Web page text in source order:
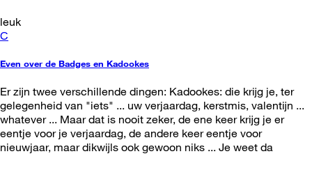
leuk
C
Even over de Badges en Kadookes
Er zijn twee verschillende dingen: Kadookes: die krijg je, ter
gelegenheid van "iets" ... uw verjaardag, kerstmis, valentijn ...
whatever ... Maar dat is nooit zeker, de ene keer krijg je er
eentje voor je verjaardag, de andere keer eentje voor
nieuwjaar, maar dikwijls ook gewoon niks ... Je weet da